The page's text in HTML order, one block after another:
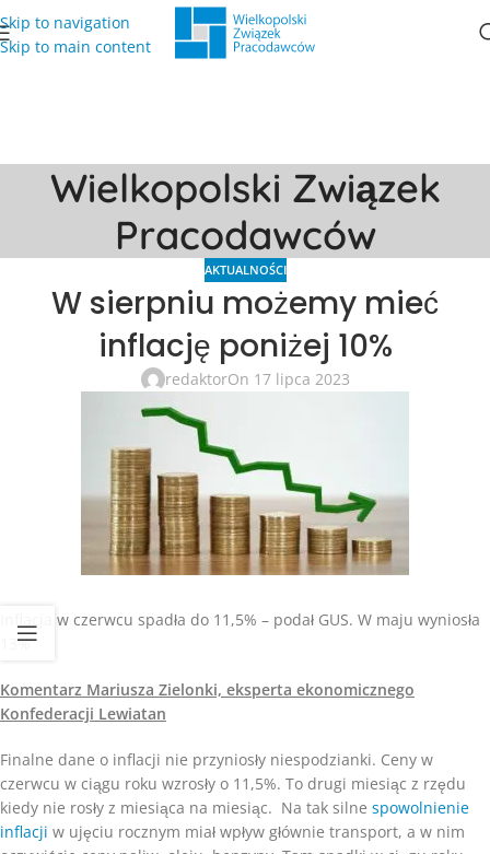
Skip to navigation
Skip to main content
Wielkopolski Związek
Pracodawców
AKTUALNOŚCI
W sierpniu możemy mieć
inflację poniżej 10%
redaktorOn 17 lipca 2023
Inflacja w czerwcu spadła do 11,5% – podał GUS. W maju wyniosła
13%
Komentarz Mariusza Zielonki, eksperta ekonomicznego
Konfederacji Lewiatan
Finalne dane o inflacji nie przyniosły niespodzianki. Ceny w
czerwcu w ciągu roku wzrosły o 11,5%. To drugi miesiąc z rzędu
kiedy nie rosły z miesiąca na miesiąc. Na tak silne spowolnienie
inflacji w ujęciu rocznym miał wpływ głównie transport, a w nim